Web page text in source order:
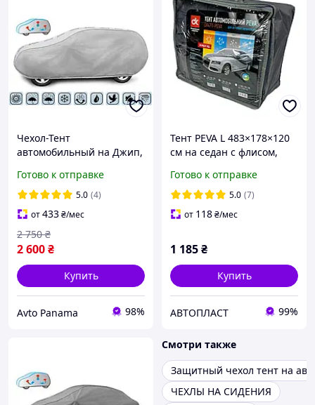
Чехол-Тент
автомобильный на Джип,
510 см (Basic Garage)
Готово к отправке
5.0 (4)
от433₴/мес
2 600₴
2 750 ₴
Купить
Avto Panama 98%
Тент PEVA L 483×178×120
см на седан с флисом,
PEVA-3L
Готово к отправке
5.0 (7)
от 118₴/мес
1 185₴
Купить
АВТОПЛАСТ 99%
Смотри также
Защитный чехол тент на
ЧЕХЛЫ НА СИДЕНИЯ